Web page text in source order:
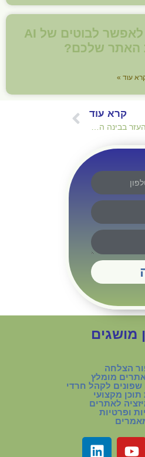
למה אתם חייבים לאפשר לבוטים של AI
האתר שלכם?
עוד »
קרא עוד
מושגים
הצלחה
מומלץ
שפונים לקהל חרדי
מקצועי
לאתרים
ופרטיות